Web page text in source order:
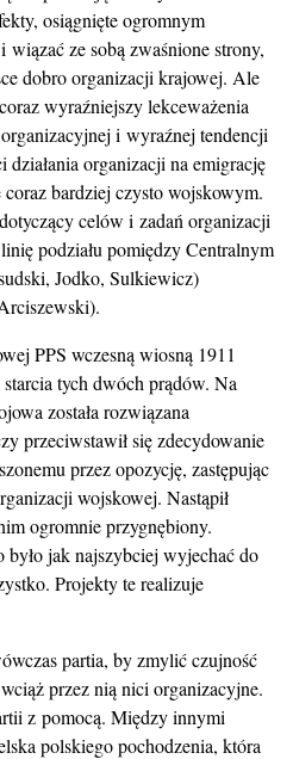
osiągnięte ogromnym
wiązać ze sobą zwaśnione strony,
dobro organizacji krajowej. Ale
wyraźniejszy lekceważenia
i wyraźnej tendencji
organizacji na emigrację
coraz bardziej czysto wojskowym.
celów i zadań organizacji
podziału pomiędzy Centralnym
Jodko, Sulkiewicz)
PPS wczesną wiosną 1911
starcia tych dwóch prądów. Na
została rozwiązana
przeciwstawił się zdecydowanie
przez opozycję, zastępując
wojskowej. Nastąpił
ogromnie przygnębiony.
jak najszybciej wyjechać do
Projekty te realizuje
partia, by zmylić czujność
przez nią nici organizacyjne.
z pomocą. Między innymi
polskiego pochodzenia, która